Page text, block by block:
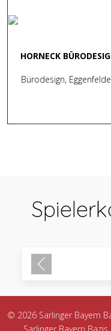
HORNECK
Bürodesign,
© 2026 Sarlinger Bayern